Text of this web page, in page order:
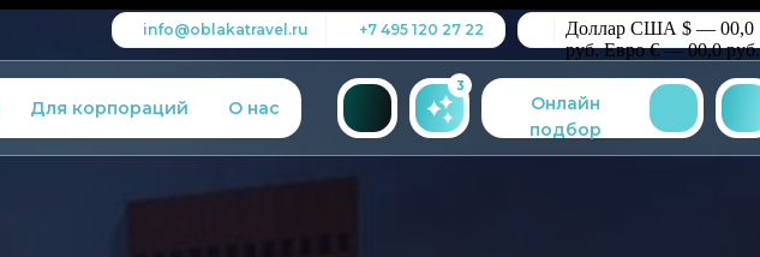
info@oblakatravel.ru +7 495 120 27 22
Доллар США $ — 00,0
руб. Евро € — 00,0 руб.
Онлайн
подбор
Для корпораций О нас
3